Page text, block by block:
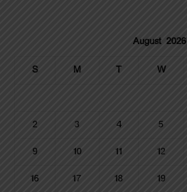
August 2026
S M T W
2 3 4 5
9 10 11 12
16 17 18 19